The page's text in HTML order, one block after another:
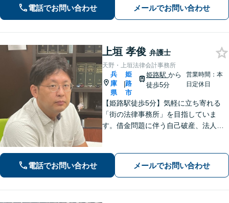
電話でお問い合わせ メールでお問い合わせ
上垣 孝俊 弁護士
天野・上垣法律会計事務所
兵
庫
県
|
姫
路
市
姫路駅から
徒歩5分
営業時間：本
日定休日
【姫路駅徒歩5分】気軽に立ち寄れる
「街の法律事務所」を目指していま
す。借金問題に伴う自己破産、法人破
しっかり耳を傾けサポートいたしま
す。【初回相談無料】【個室対応】
電話でお問い合わせ メールでお問い合わせ